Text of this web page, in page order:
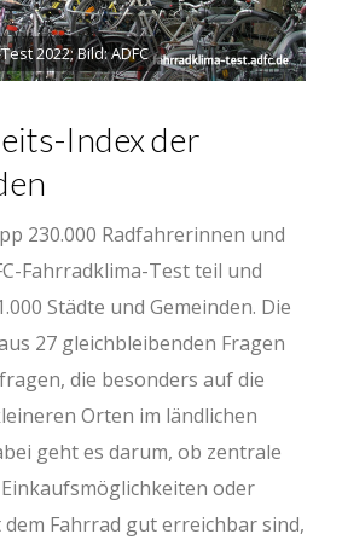
2022; Bild: ADFC
Index der
230.000 Radfahrerinnen und
Fahrradklima-Test teil und
Städte und Gemeinden. Die
27 gleichbleibenden Fragen
die besonders auf die
Orten im ländlichen
geht es darum, ob zentrale
oder
Fahrrad gut erreichbar sind,